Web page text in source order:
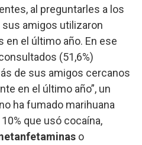
al preguntarles a los
amigos utilizaron
en el último año. En ese
(51,6%)
de sus amigos cercanos
en el último año”, un
ha fumado marihuana
que usó cocaína,
o